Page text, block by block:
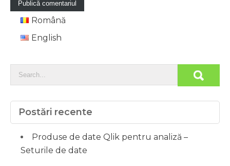
Română
English
Postări recente
Produse de date Qlik pentru analiză –
Seturile de date